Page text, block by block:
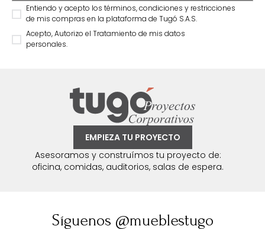
Entiendo y acepto los términos, condiciones y restricciones
de mis compras en la plataforma de Tugó S.A.S.
Acepto, Autorizo el Tratamiento de mis datos
personales.
EMPIEZA TU PROYECTO
Asesoramos y construímos tu proyecto de:
oficina, comidas, auditorios, salas de espera.
Síguenos @mueblestugo